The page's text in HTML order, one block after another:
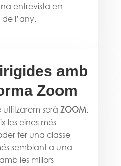
entrevista en
l’any.
amb
Zoom
serà ZOOM.
les eines més
fer una classe
semblant a una
les millors